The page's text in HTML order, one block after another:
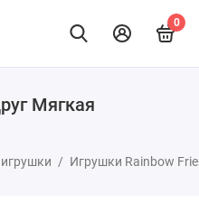
0
Мягкая
Игрушки Rainbow